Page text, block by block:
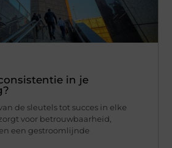
in je
de sleutels tot succes in elke
voor betrouwbaarheid,
een gestroomlijnde